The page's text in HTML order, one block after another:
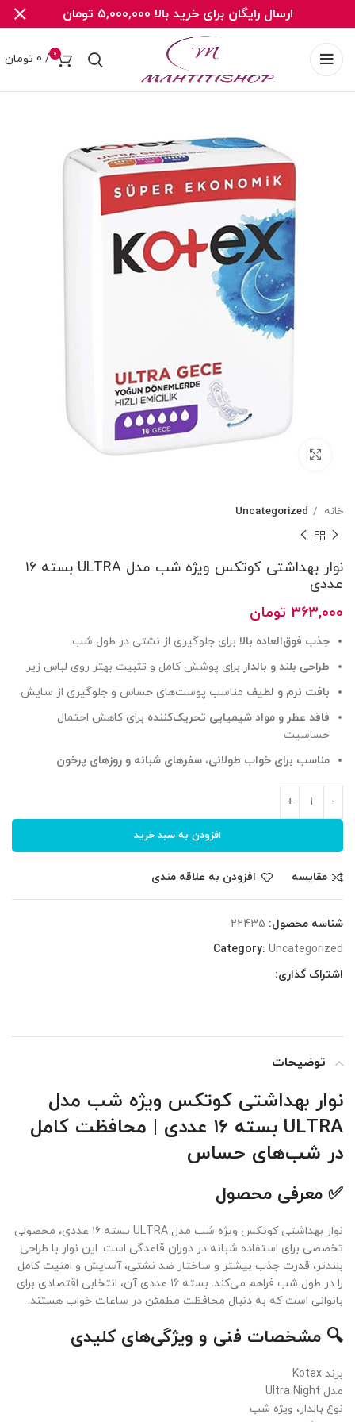
0
/
0 تومان
خانه Uncategorized
نوار بهداشتی کوتکس ویژه شب مدل ULTRA بسته ۱۶
عددی
363,000 تومان
جذب فوق‌العاده بالا برای جلوگیری از نشتی در طول شب
طراحی بلند و بالدار برای پوشش کامل و تثبیت بهتر روی لباس زیر
بافت نرم و لطیف مناسب پوست‌های حساس و جلوگیری از سایش
فاقد عطر و مواد شیمیایی تحریک‌کننده برای کاهش احتمال
حساسیت
مناسب برای خواب طولانی، سفرهای شبانه و روزهای پرخون
افزودن به سبد خرید
مقایسه افزودن به علاقه مندی
شناسه محصول: 22435
Category: Uncategorized
اشتراک گذاری:
توضیحات
نوار بهداشتی کوتکس ویژه شب مدل
ULTRA بسته ۱۶ عددی | محافظت کامل
در شب‌های حساس
✅ معرفی محصول
نوار بهداشتی کوتکس ویژه شب مدل ULTRA بسته ۱۶ عددی، محصولی
تخصصی برای استفاده شبانه در دوران قاعدگی است. این نوار با طراحی
بلندتر، قدرت جذب بیشتر و ساختار ضد نشتی، آسایش و امنیت کامل
را در طول شب فراهم می‌کند. بسته ۱۶ عددی آن، انتخابی اقتصادی برای
بانوانی است که به دنبال محافظت مطمئن در ساعات خواب هستند.
🔍 مشخصات فنی و ویژگی‌های کلیدی
برند Kotex
مدل Ultra Night
نوع بالدار، ویژه شب
ارسال رایگان برای خرید بالا 5,000,000 تومان